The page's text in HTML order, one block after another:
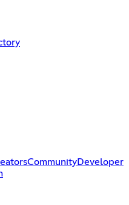
CommunityDeveloper